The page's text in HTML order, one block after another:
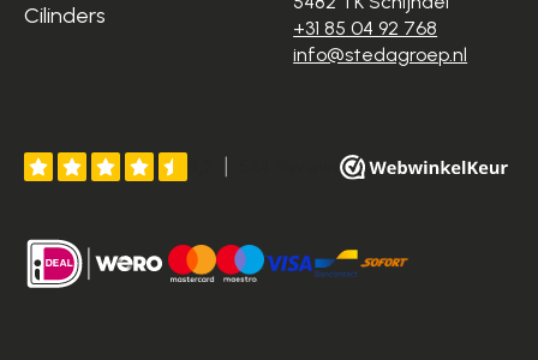
Cilinders
+31 85 04 92 768
info@stedagroep.nl